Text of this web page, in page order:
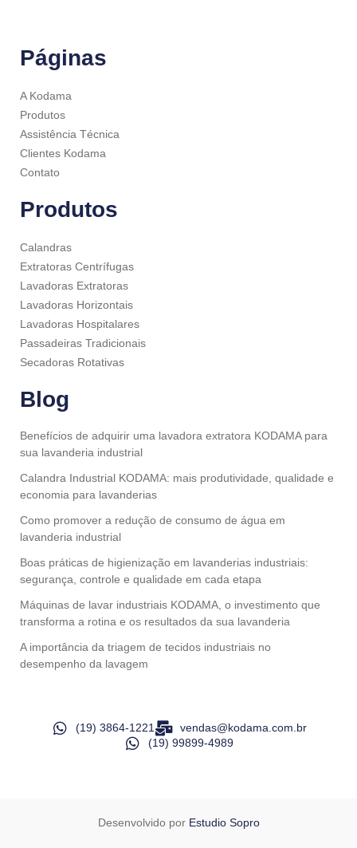
Páginas
A Kodama
Produtos
Assistência Técnica
Clientes Kodama
Contato
Produtos
Calandras
Extratoras Centrífugas
Lavadoras Extratoras
Lavadoras Horizontais
Lavadoras Hospitalares
Passadeiras Tradicionais
Secadoras Rotativas
Blog
Benefícios de adquirir uma lavadora extratora KODAMA para
sua lavanderia industrial
Calandra Industrial KODAMA: mais produtividade, qualidade e
economia para lavanderias
Como promover a redução de consumo de água em
lavanderia industrial
Boas práticas de higienização em lavanderias industriais:
segurança, controle e qualidade em cada etapa
Máquinas de lavar industriais KODAMA, o investimento que
transforma a rotina e os resultados da sua lavanderia
A importância da triagem de tecidos industriais no
desempenho da lavagem
(19) 3864-1221
vendas@kodama.com.br
(19) 99899-4989
Desenvolvido por Estudio Sopro